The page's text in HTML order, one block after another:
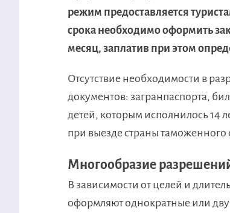
режим предоставляется
срока необходимо оформить
месяц, заплатив при этом
Отсутствие необходимости в
документов: загранпаспорта,
детей, которым исполнилось 14
при выезде страны таможенного
Многообразие
В зависимости от целей и
оформляют однократные или